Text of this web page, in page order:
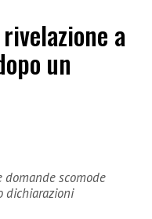
a
un
scomode
dichiarazioni